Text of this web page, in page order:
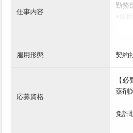
仕事内容
勤務
新
にあ
取得
※専
者、
※変
雇用形態 契約
応募資格
【必
薬剤
免許